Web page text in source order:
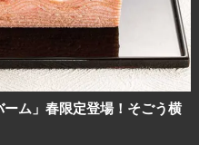
ム」春限定登場！そごう横